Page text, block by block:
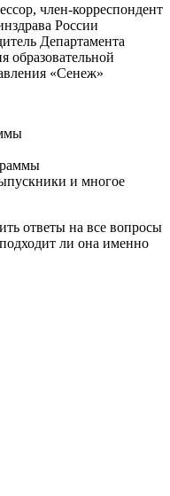
член-корреспондент
России
Департамента
образовательной
«Сенеж»
и многое
ответы на все вопросы
ли она именно